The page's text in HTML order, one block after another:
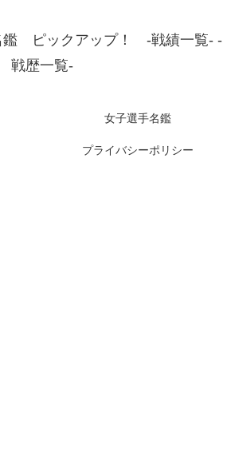
鑑 ピックアップ！ -戦績一覧- -
戦歴一覧-
女子選手名鑑
プライバシーポリシー